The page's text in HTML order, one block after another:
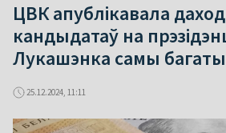
ЦВК апублікавала
кандыдатаў на
Лукашэнка самы багаты
25.12.2024, 11:11